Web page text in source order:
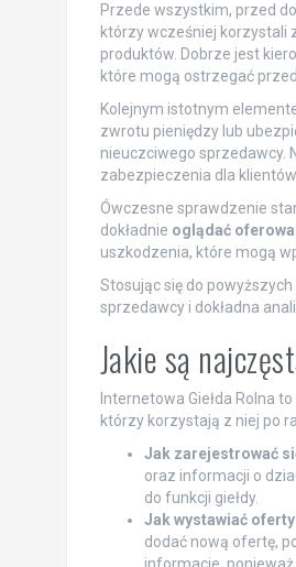
Przede wszystkim, przed
którzy wcześniej korzystali
produktów. Dobrze jest
które mogą ostrzegać
Kolejnym istotnym
zwrotu pieniędzy lub
nieuczciwego sprzedawcy.
zabezpieczenia dla klientów.
Ówczesne sprawdzenie
dokładnie oglądać
uszkodzenia, które mogą
Stosując się do
sprzedawcy i dokładna
Jakie są
Internetowa Giełda Rolna
którzy korzystają z niej po
Jak zarejestrować
oraz informacji o
do funkcji giełdy.
Jak wystawiać
dodać nową ofertę,